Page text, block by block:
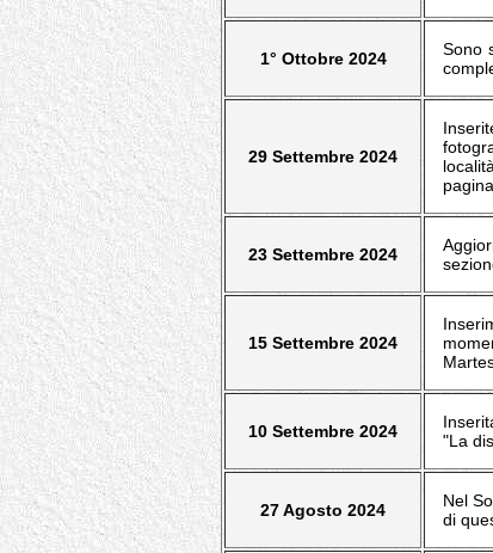
1° Ottobre 2024
Sono
29 Settembre 2024
pagina.
23 Settembre 2024
15 Settembre 2024
10 Settembre 2024
"La
27 Agosto 2024
Nel
di